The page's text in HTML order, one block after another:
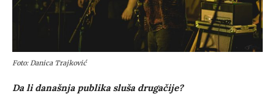
Foto: Danica Trajković
Da li današnja publika sluša drugačije?